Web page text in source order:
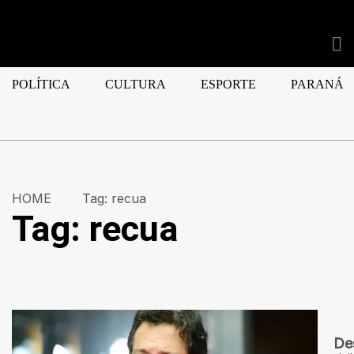
POLÍTICA CULTURA ESPORTE PARANÁ
HOME Tag: recua
Tag: recua